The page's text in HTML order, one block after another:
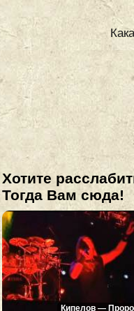
Хотите
Тогда Вам сюда!
Кипелов —